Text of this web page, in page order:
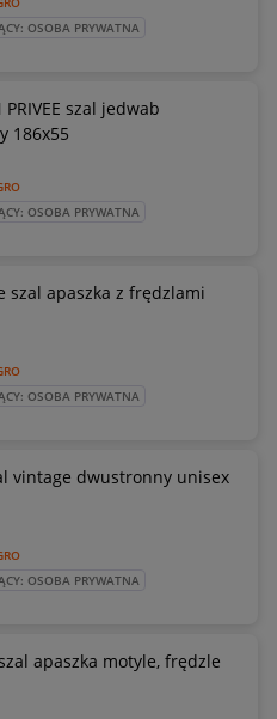
OSOBA PRYWATNA
PRIVEE szal jedwab
186x55
OSOBA PRYWATNA
szal apaszka z frędzlami
OSOBA PRYWATNA
vintage dwustronny unisex
OSOBA PRYWATNA
apaszka motyle, frędzle